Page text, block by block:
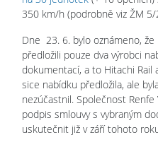
350 km/h (podrobně viz ŽM
Dne 23. 6. bylo oznámeno,
předložili pouze dva výrobci
dokumentací, a to Hitachi Rail
sice nabídku předložila, ale
nezúčastnil. Společnost
podpis smlouvy s vybraným
uskutečnit již v září tohoto